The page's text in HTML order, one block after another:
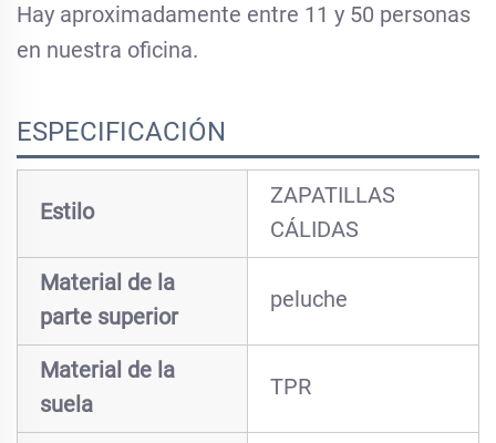
Hay aproximadamente entre 11 y 50 personas
en nuestra oficina.
ESPECIFICACIÓN
Estilo
ZAPATILLAS
CÁLIDAS
Material de la
parte superior
peluche
Material de la
suela
TPR